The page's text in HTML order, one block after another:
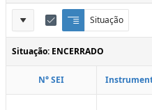
Definições
do
Relatório
Situação
Q
u
e
b
E
d
i
t
Situação: ENCERRADO
N° SEI